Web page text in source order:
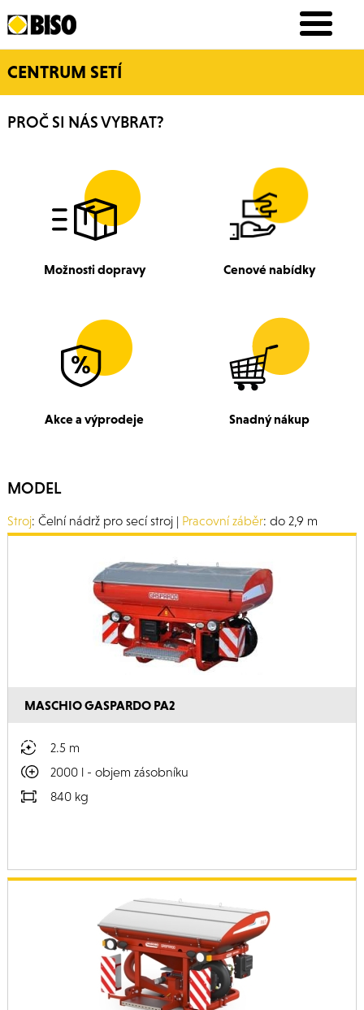
CENTRUM SETÍ
PROČ SI NÁS VYBRAT?
Možnosti dopravy Cenové nabídky
Akce a výprodeje Snadný nákup
MODEL
Stroj: Čelní nádrž pro secí stroj | Pracovní záběr: do 2,9 m
MASCHIO GASPARDO PA2
2.5 m
2000 l - objem zásobníku
840 kg